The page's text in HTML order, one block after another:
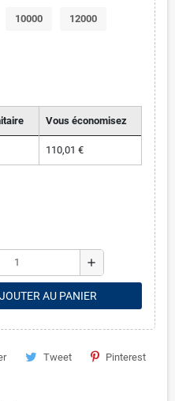
10000 12000
Vous économisez
110,01 €
add
AU PANIER
Tweet Pinterest